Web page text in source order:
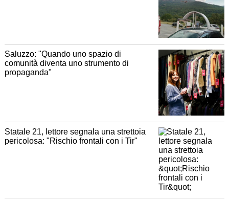
Saluzzo: "Quando uno spazio di
comunità diventa uno strumento di
propaganda"
Statale 21, lettore segnala una strettoia
pericolosa: "Rischio frontali con i Tir"